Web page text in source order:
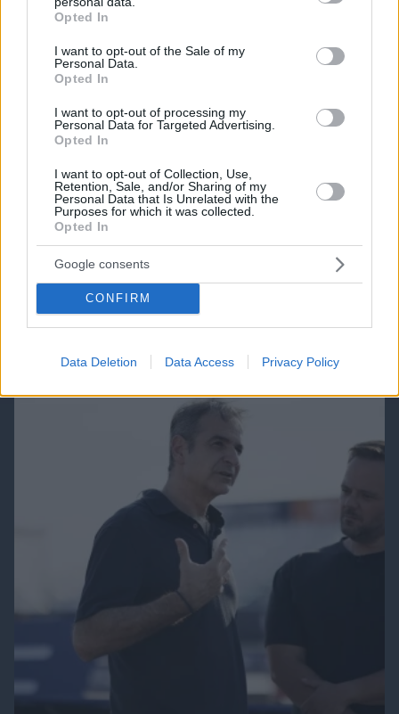
grant or deny consent to Google and its third-party tags to
use your data for below specified purposes in below Google
consent section.
Opted In
I want to opt-out of the Sale of my
Personal Data.
Opted In
I want to opt-out of processing my
Personal Data for Targeted Advertising.
Opted In
I want to opt-out of Collection, Use,
Retention, Sale, and/or Sharing of my
Personal Data that Is Unrelated with the
Purposes for which it was collected.
Opted In
Google consents
CONFIRM
Data Deletion Data Access Privacy Policy
Καρκίνος παχέος εντέρου: Το απλό τεστ που
συνδέθηκε με 50% λιγότερους θανάτους – Το